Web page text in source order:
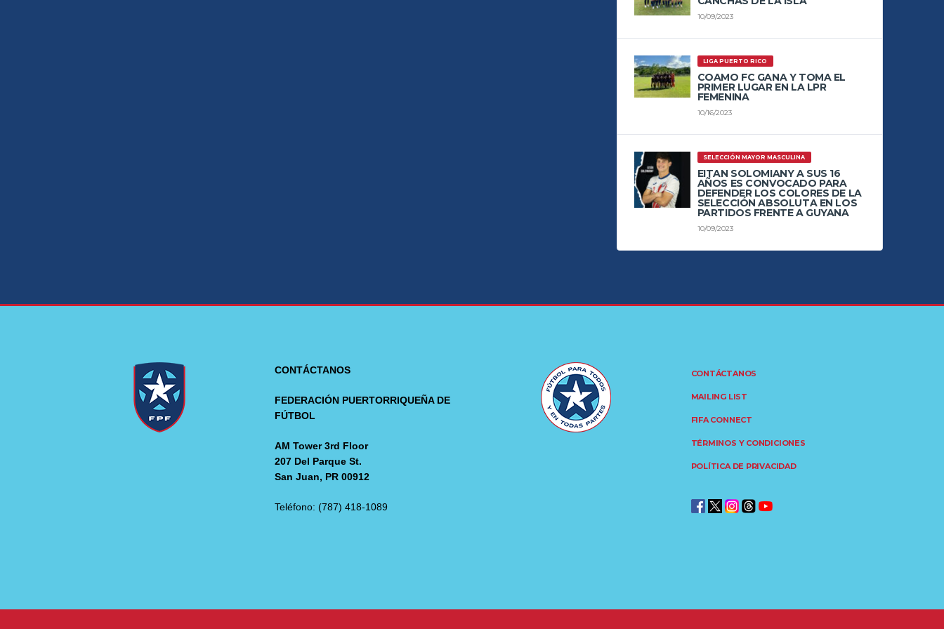
10/09/2023
LIGA PUERTO RICO
COAMO FC GANA Y TOMA EL
PRIMER LUGAR EN LA LPR
FEMENINA
10/16/2023
SELECCIÓN MAYOR MASCULINA
EITAN SOLOMIANY A SUS 16
AÑOS ES CONVOCADO PARA
DEFENDER LOS COLORES DE LA
SELECCIÓN ABSOLUTA EN LOS
PARTIDOS FRENTE A GUYANA
10/09/2023
CONTÁCTANOS
FEDERACIÓN PUERTORRIQUEÑA DE
FÚTBOL
AM Tower 3rd Floor
207 Del Parque St.
San Juan, PR 00912
Teléfono: (787) 418-1089
CONTÁCTANOS
MAILING LIST
FIFA CONNECT
TÉRMINOS Y CONDICIONES
POLÍTICA DE PRIVACIDAD